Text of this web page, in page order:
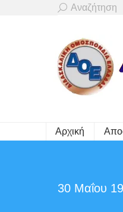
Search:
Αναζήτηση
Αρχική
30 Μαΐου